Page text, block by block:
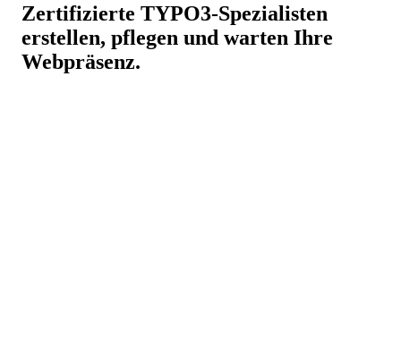
Zertifizierte TYPO3-Spezialisten
erstellen, pflegen und warten Ihre
Webpräsenz.